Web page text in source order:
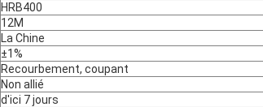
HRB400
12M
La Chine
±1%
Recourbement, coupant
Non allié
d'ici 7 jours